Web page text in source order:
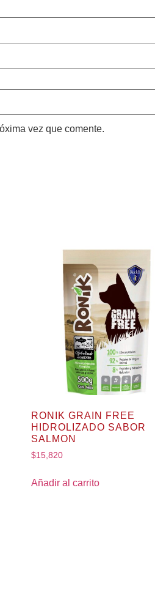
vez que comente.
RONIK GRAIN FREE
HIDROLIZADO SABOR
SALMON
$15,820
Añadir al carrito